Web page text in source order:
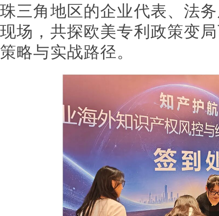
珠三角地区的企业代表、法
现场，共探欧美专利政策变
策略与实战路径。